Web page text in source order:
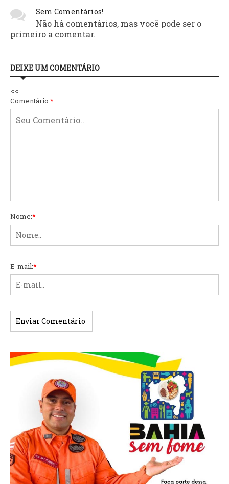
Sem Comentários!
Não há comentários, mas você pode ser o
primeiro a comentar.
DEIXE UM COMENTÁRIO
<<
Comentário:*
Nome:*
E-mail:*